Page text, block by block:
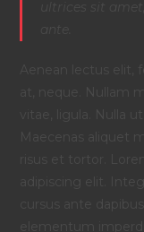
ultrices sit
ante.
Aenean lectus elit,
at, neque. Nullam
vitae, ligula. Nulla
Maecenas aliquet
risus et tortor.
adipiscing elit.
cursus ante
elementum